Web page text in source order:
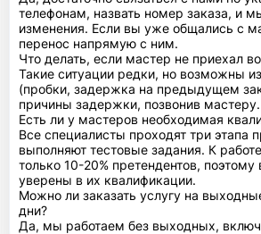
телефонам, назвать номер заказа, и
изменения. Если вы уже общались с
перенос напрямую с ним.
Что делать, если мастер не приехал
Такие ситуации редки, но возможны
(пробки, задержка на предыдущем
причины задержки, позвонив мастеру.
Есть ли у мастеров необходимая
Все специалисты проходят три этапа
выполняют тестовые задания. К
только 10-20% претендентов,
уверены в их квалификации.
Можно ли заказать услугу на
дни?
Да, мы работаем без выходных,